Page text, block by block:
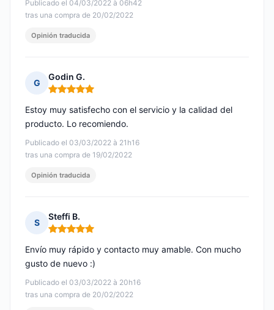
Publicado el 04/03/2022 à 06h42
tras una compra de 20/02/2022
Opinión traducida
G
Godin G.
Nota: 5 de 5
Publicado el 03/03/2022 à 21h16
tras una compra de 19/02/2022
Estoy muy satisfecho con el servicio y la calidad del
producto. Lo recomiendo.
Opinión traducida
S
Steffi B.
Nota: 5 de 5
Publicado el 03/03/2022 à 20h16
tras una compra de 20/02/2022
Envío muy rápido y contacto muy amable. Con mucho
gusto de nuevo :)